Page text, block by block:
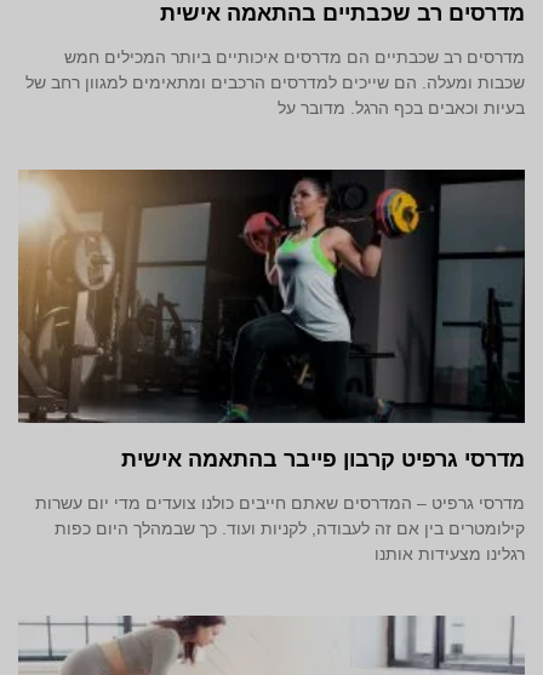
מדרסים רב שכבתיים בהתאמה אישית
מדרסים רב שכבתיים הם מדרסים איכותיים ביותר המכילים חמש
שכבות ומעלה. הם שייכים למדרסים הרכבים ומתאימים למגוון רחב של
בעיות וכאבים בכף הרגל. מדובר על
מדרסי גרפיט קרבון פייבר בהתאמה אישית
מדרסי גרפיט – המדרסים שאתם חייבים כולנו צועדים מדי יום עשרות
קילומטרים בין אם זה לעבודה, לקניות ועוד. כך שבמהלך היום כפות
רגלינו מצעידות אותנו